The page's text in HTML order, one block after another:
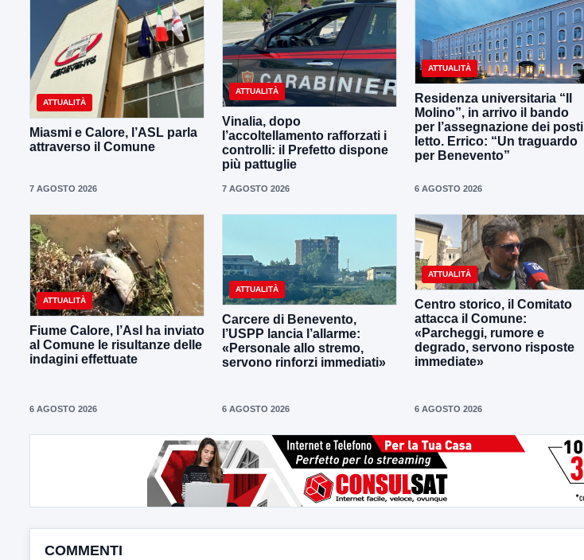
ATTUALITÀ
Miasmi e Calore, l’ASL parla
attraverso il Comune
7 AGOSTO 2026
ATTUALITÀ
Vinalia, dopo
l’accoltellamento rafforzati i
controlli: il Prefetto dispone
più pattuglie
7 AGOSTO 2026
ATTUALITÀ
Residenza universitaria “Il
Molino”, in arrivo il bando
per l’assegnazione dei posti
letto. Errico: “Un traguardo
per Benevento”
6 AGOSTO 2026
ATTUALITÀ
Fiume Calore, l’Asl ha inviato
al Comune le risultanze delle
indagini effettuate
6 AGOSTO 2026
ATTUALITÀ
Carcere di Benevento,
l’USPP lancia l’allarme:
«Personale allo stremo,
servono rinforzi immediati»
6 AGOSTO 2026
ATTUALITÀ
Centro storico, il Comitato
attacca il Comune:
«Parcheggi, rumore e
degrado, servono risposte
immediate»
6 AGOSTO 2026
COMMENTI